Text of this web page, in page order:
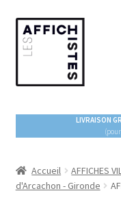
Aller
la
Aller
au
contenu
BOUTIQUE
ESPACE PRO
LIVRAISON
Accueil AFFICHES
d'Arcachon - Gironde